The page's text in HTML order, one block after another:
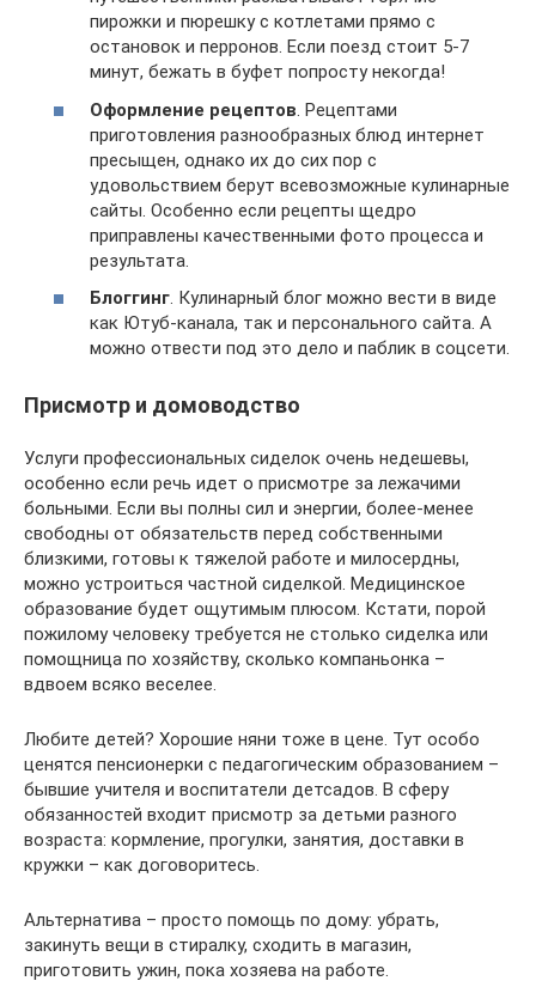
пирожки и пюрешку с котлетами прямо с
остановок и перронов. Если поезд стоит 5-7
минут, бежать в буфет попросту некогда!
Оформление рецептов . Рецептами
приготовления разнообразных блюд интернет
пресыщен, однако их до сих пор с
удовольствием берут всевозможные кулинарные
сайты. Особенно если рецепты щедро
приправлены качественными фото процесса и
результата.
Блоггинг. Кулинарный блог можно вести в виде
как Ютуб-канала, так и персонального сайта. А
можно отвести под это дело и паблик в соцсети.
Присмотр и домоводство
Услуги профессиональных сиделок очень недешевы,
особенно если речь идет о присмотре за лежачими
больными. Если вы полны сил и энергии, более-менее
свободны от обязательств перед собственными
близкими, готовы к тяжелой работе и милосердны,
можно устроиться частной сиделкой. Медицинское
образование будет ощутимым плюсом. Кстати, порой
пожилому человеку требуется не столько сиделка или
помощница по хозяйству, сколько компаньонка –
вдвоем всяко веселее.
Любите детей? Хорошие няни тоже в цене. Тут особо
ценятся пенсионерки с педагогическим образованием –
бывшие учителя и воспитатели детсадов. В сферу
обязанностей входит присмотр за детьми разного
возраста: кормление, прогулки, занятия, доставки в
кружки – как договоритесь.
Альтернатива – просто помощь по дому: убрать,
закинуть вещи в стиралку, сходить в магазин,
приготовить ужин, пока хозяева на работе.